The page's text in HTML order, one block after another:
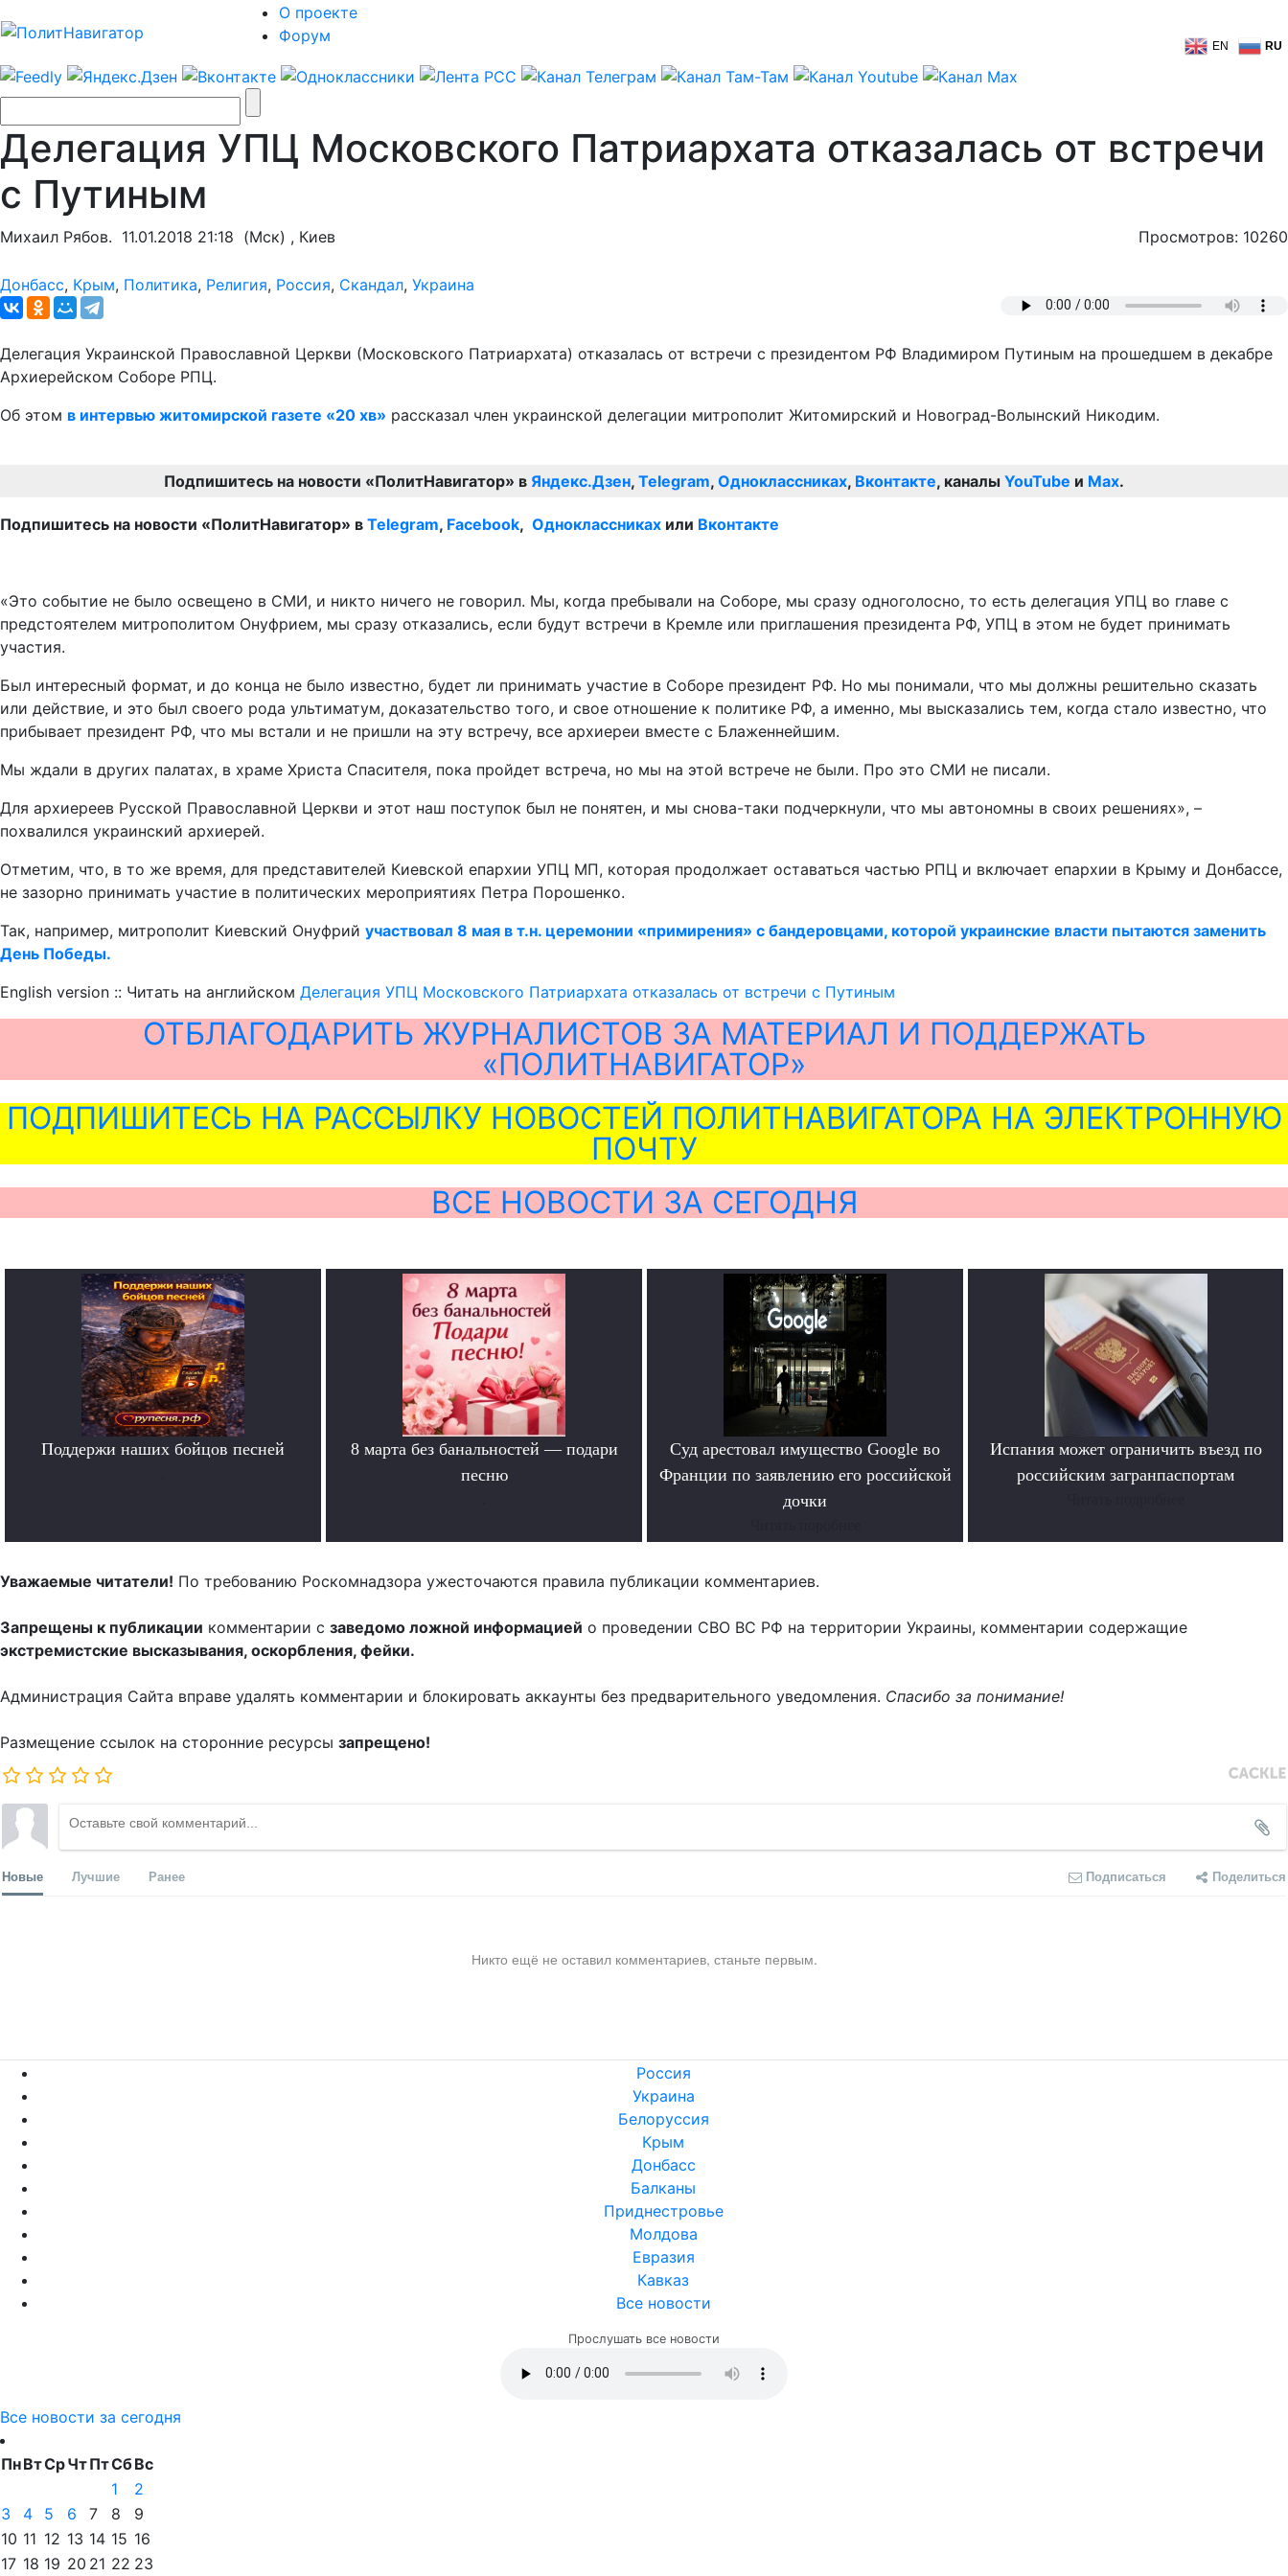
О проекте
Форум
EN RU
Делегация УПЦ Московского Патриархата отказалась от встречи
с Путиным
Михаил Рябов. 11.01.2018 21:18 (Мск) , Киев Просмотров: 10260
Донбасс, Крым, Политика, Религия, Россия, Скандал, Украина
Делегация Украинской Православной Церкви (Московского Патриархата) отказалась от встречи с президентом РФ Владимиром Путиным на прошедшем в декабре
Архиерейском Соборе РПЦ.
Об этом в интервью житомирской газете «20 хв» рассказал член украинской делегации митрополит Житомирский и Новоград-Волынский Никодим.
Подпишитесь на новости «ПолитНавигатор» в Яндекс.Дзен, Telegram, Одноклассниках, Вконтакте, каналы YouTube и Max.
Подпишитесь на новости «ПолитНавигатор» в Telegram, Facebook, Одноклассниках или Вконтакте
«Это событие не было освещено в СМИ, и никто ничего не говорил. Мы, когда пребывали на Соборе, мы сразу одноголосно, то есть делегация УПЦ во главе с
предстоятелем митрополитом Онуфрием, мы сразу отказались, если будут встречи в Кремле или приглашения президента РФ, УПЦ в этом не будет принимать
участия.
Был интересный формат, и до конца не было известно, будет ли принимать участие в Соборе президент РФ. Но мы понимали, что мы должны решительно сказать
или действие, и это был своего рода ультиматум, доказательство того, и свое отношение к политике РФ, а именно, мы высказались тем, когда стало известно, что
прибывает президент РФ, что мы встали и не пришли на эту встречу, все архиереи вместе с Блаженнейшим.
Мы ждали в других палатах, в храме Христа Спасителя, пока пройдет встреча, но мы на этой встрече не были. Про это СМИ не писали.
Для архиереев Русской Православной Церкви и этот наш поступок был не понятен, и мы снова-таки подчеркнули, что мы автономны в своих решениях», –
похвалился украинский архиерей.
Отметим, что, в то же время, для представителей Киевской епархии УПЦ МП, которая продолжает оставаться частью РПЦ и включает епархии в Крыму и Донбассе,
не зазорно принимать участие в политических мероприятиях Петра Порошенко.
Так, например, митрополит Киевский Онуфрий участвовал 8 мая в т.н. церемонии «примирения» с бандеровцами, которой украинские власти пытаются заменить
День Победы.
English version :: Читать на английском Делегация УПЦ Московского Патриархата отказалась от встречи с Путиным
ОТБЛАГОДАРИТЬ ЖУРНАЛИСТОВ ЗА МАТЕРИАЛ И ПОДДЕРЖАТЬ
«ПОЛИТНАВИГАТОР»
ПОДПИШИТЕСЬ НА РАССЫЛКУ НОВОСТЕЙ ПОЛИТНАВИГАТОРА НА ЭЛЕКТРОННУЮ
ПОЧТУ
ВСЕ НОВОСТИ ЗА СЕГОДНЯ
Поддержи наших бойцов песней
8 марта без банальностей — подари
песню
Суд арестовал имущество Google во
Франции по заявлению его российской
дочки
Испания может ограничить въезд по
российским загранпаспортам
Уважаемые читатели! По требованию Роскомнадзора ужесточаются правила публикации комментариев.
Запрещены к публикации комментарии с заведомо ложной информацией о проведении СВО ВС РФ на территории Украины, комментарии содержащие
экстремистские высказывания, оскорбления, фейки.
Администрация Сайта вправе удалять комментарии и блокировать аккаунты без предварительного уведомления. Спасибо за понимание!
Размещение ссылок на сторонние ресурсы запрещено!
Новые Лучшие Ранее Подписаться Поделиться
Никто ещё не оставил комментариев, станьте первым.
Россия
Украина
Белоруссия
Крым
Донбасс
Балканы
Приднестровье
Молдова
Евразия
Кавказ
Все новости
Прослушать все новости
Все новости за сегодня
ПнВтСрЧтПтСбВс
1
2
3
4 5 6 7 8
9
10 11 12 13 14 15 16
17 18 19 20 21 22 23